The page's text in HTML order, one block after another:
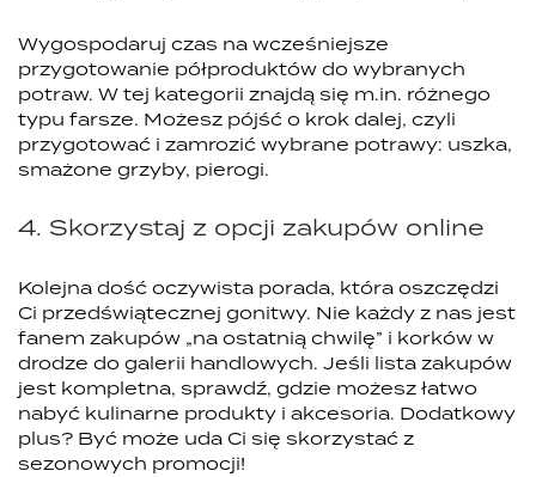
Wygospodaruj czas na wcześniejsze
przygotowanie półproduktów do wybranych
potraw. W tej kategorii znajdą się m.in. różnego
typu farsze. Możesz pójść o krok dalej, czyli
przygotować i zamrozić wybrane potrawy: uszka,
smażone grzyby, pierogi.
4. Skorzystaj z opcji zakupów online
Kolejna dość oczywista porada, która oszczędzi
Ci przedświątecznej gonitwy. Nie każdy z nas jest
fanem zakupów „na ostatnią chwilę” i korków w
drodze do galerii handlowych. Jeśli lista zakupów
jest kompletna, sprawdź, gdzie możesz łatwo
nabyć kulinarne produkty i akcesoria. Dodatkowy
plus? Być może uda Ci się skorzystać z
sezonowych promocji!